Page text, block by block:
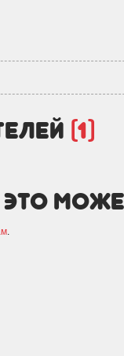
(1)
это
.